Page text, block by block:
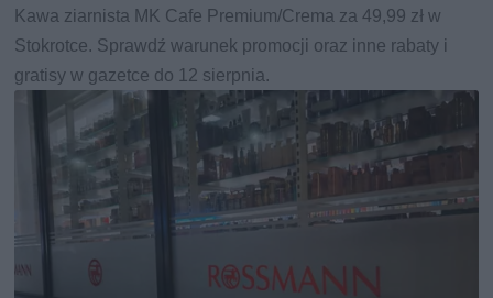
Kawa ziarnista MK Cafe Premium/Crema za 49,99 zł w
Stokrotce. Sprawdź warunek promocji oraz inne rabaty i
gratisy w gazetce do 12 sierpnia.